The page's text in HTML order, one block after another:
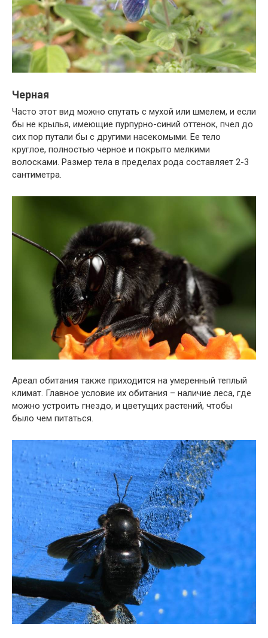
Черная
Часто этот вид можно спутать с мухой или шмелем, и если
бы не крылья, имеющие пурпурно-синий оттенок, пчел до
сих пор путали бы с другими насекомыми. Ее тело
круглое, полностью черное и покрыто мелкими
волосками. Размер тела в пределах рода составляет 2-3
сантиметра.
Ареал обитания также приходится на умеренный теплый
климат. Главное условие их обитания – наличие леса, где
можно устроить гнездо, и цветущих растений, чтобы
было чем питаться.